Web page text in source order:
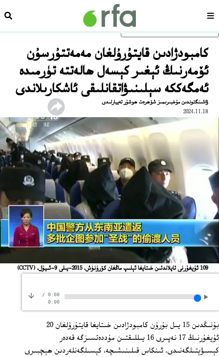
ئاساسلىق مەزمۇنغا ئاتلاڭسەھىپە
كامبودژادىن قايتۇرۇلغان مەمەتتۇرسۇن
ئۆمەرنىڭ ئېغىر كېسەل ھالەتتە تۈرمىدە
ئەمگەككە سېلىنىۋاتقانلىقى ئاشكارىلاندى
ۋاشىنگتوندىن مۇخبىرىمىز شۆھرەت ھوشۇر تەييارلىدى
2024.11.18
109 ئۇيغۇرنى تايلاندتىن خىتايغا ئېلىپ ماڭغان كۆرۈنۈش. 2015-يىلى 9-ئىيۇل. (CCTV)
0:00
/
0:00
بۇنىڭدىن 15 يىل بۇرۇن كامبودژادىن خىتايغا قايتۇرۇلغان 20
ئۇيغۇرنىڭ 17 نەپىرى 16 يىللىقتىن مۇددەتسىزگە قەدەر
كېسىۋېتىلگەنىدى. ئىنكاس قىلىنىشىچە، كېسىلگەنلەردىن ھېچبىرى